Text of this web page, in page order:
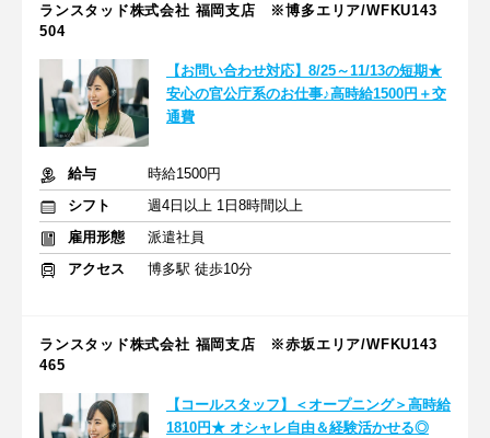
ランスタッド株式会社 福岡支店 ※博多エリア/WFKU143
504
【お問い合わせ対応】8/25～11/13の短期★
安心の官公庁系のお仕事♪高時給1500円＋交
通費
給与
時給1500円
シフト
週4日以上 1日8時間以上
雇用形態
派遣社員
アクセス
博多駅 徒歩10分
ランスタッド株式会社 福岡支店 ※赤坂エリア/WFKU143
465
【コールスタッフ】＜オープニング＞高時給
1810円★ オシャレ自由＆経験活かせる◎